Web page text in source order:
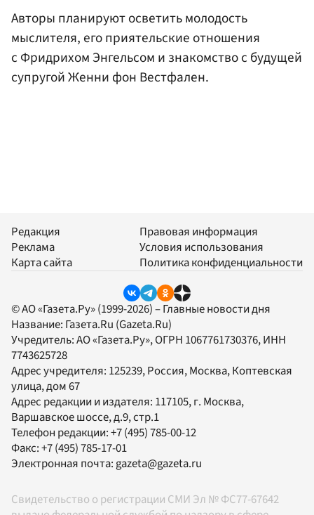
Авторы планируют осветить молодость
мыслителя, его приятельские отношения
с Фридрихом Энгельсом и знакомство с будущей
супругой Женни фон Вестфален.
Редакция
Реклама
Карта сайта
Правовая информация
Условия использования
Политика конфиденциальности
© АО «Газета.Ру» (1999-2026) – Главные новости дня
Название: Газета.Ru (Gazeta.Ru)
Учредитель:АО «Газета.Ру», ОГРН 1067761730376, ИНН
7743625728
Адрес учредителя: 125239, Россия, Москва, Коптевская
улица, дом 67
Адрес редакции и издателя: 117105, г. Москва,
Варшавское шоссе, д.9, стр.1
Телефон редакции:+7 (495) 785-00-12
Факс:+7 (495) 785-17-01
Электронная почта:gazeta@gazeta.ru
Свидетельство о регистрации СМИ Эл № ФС77-67642